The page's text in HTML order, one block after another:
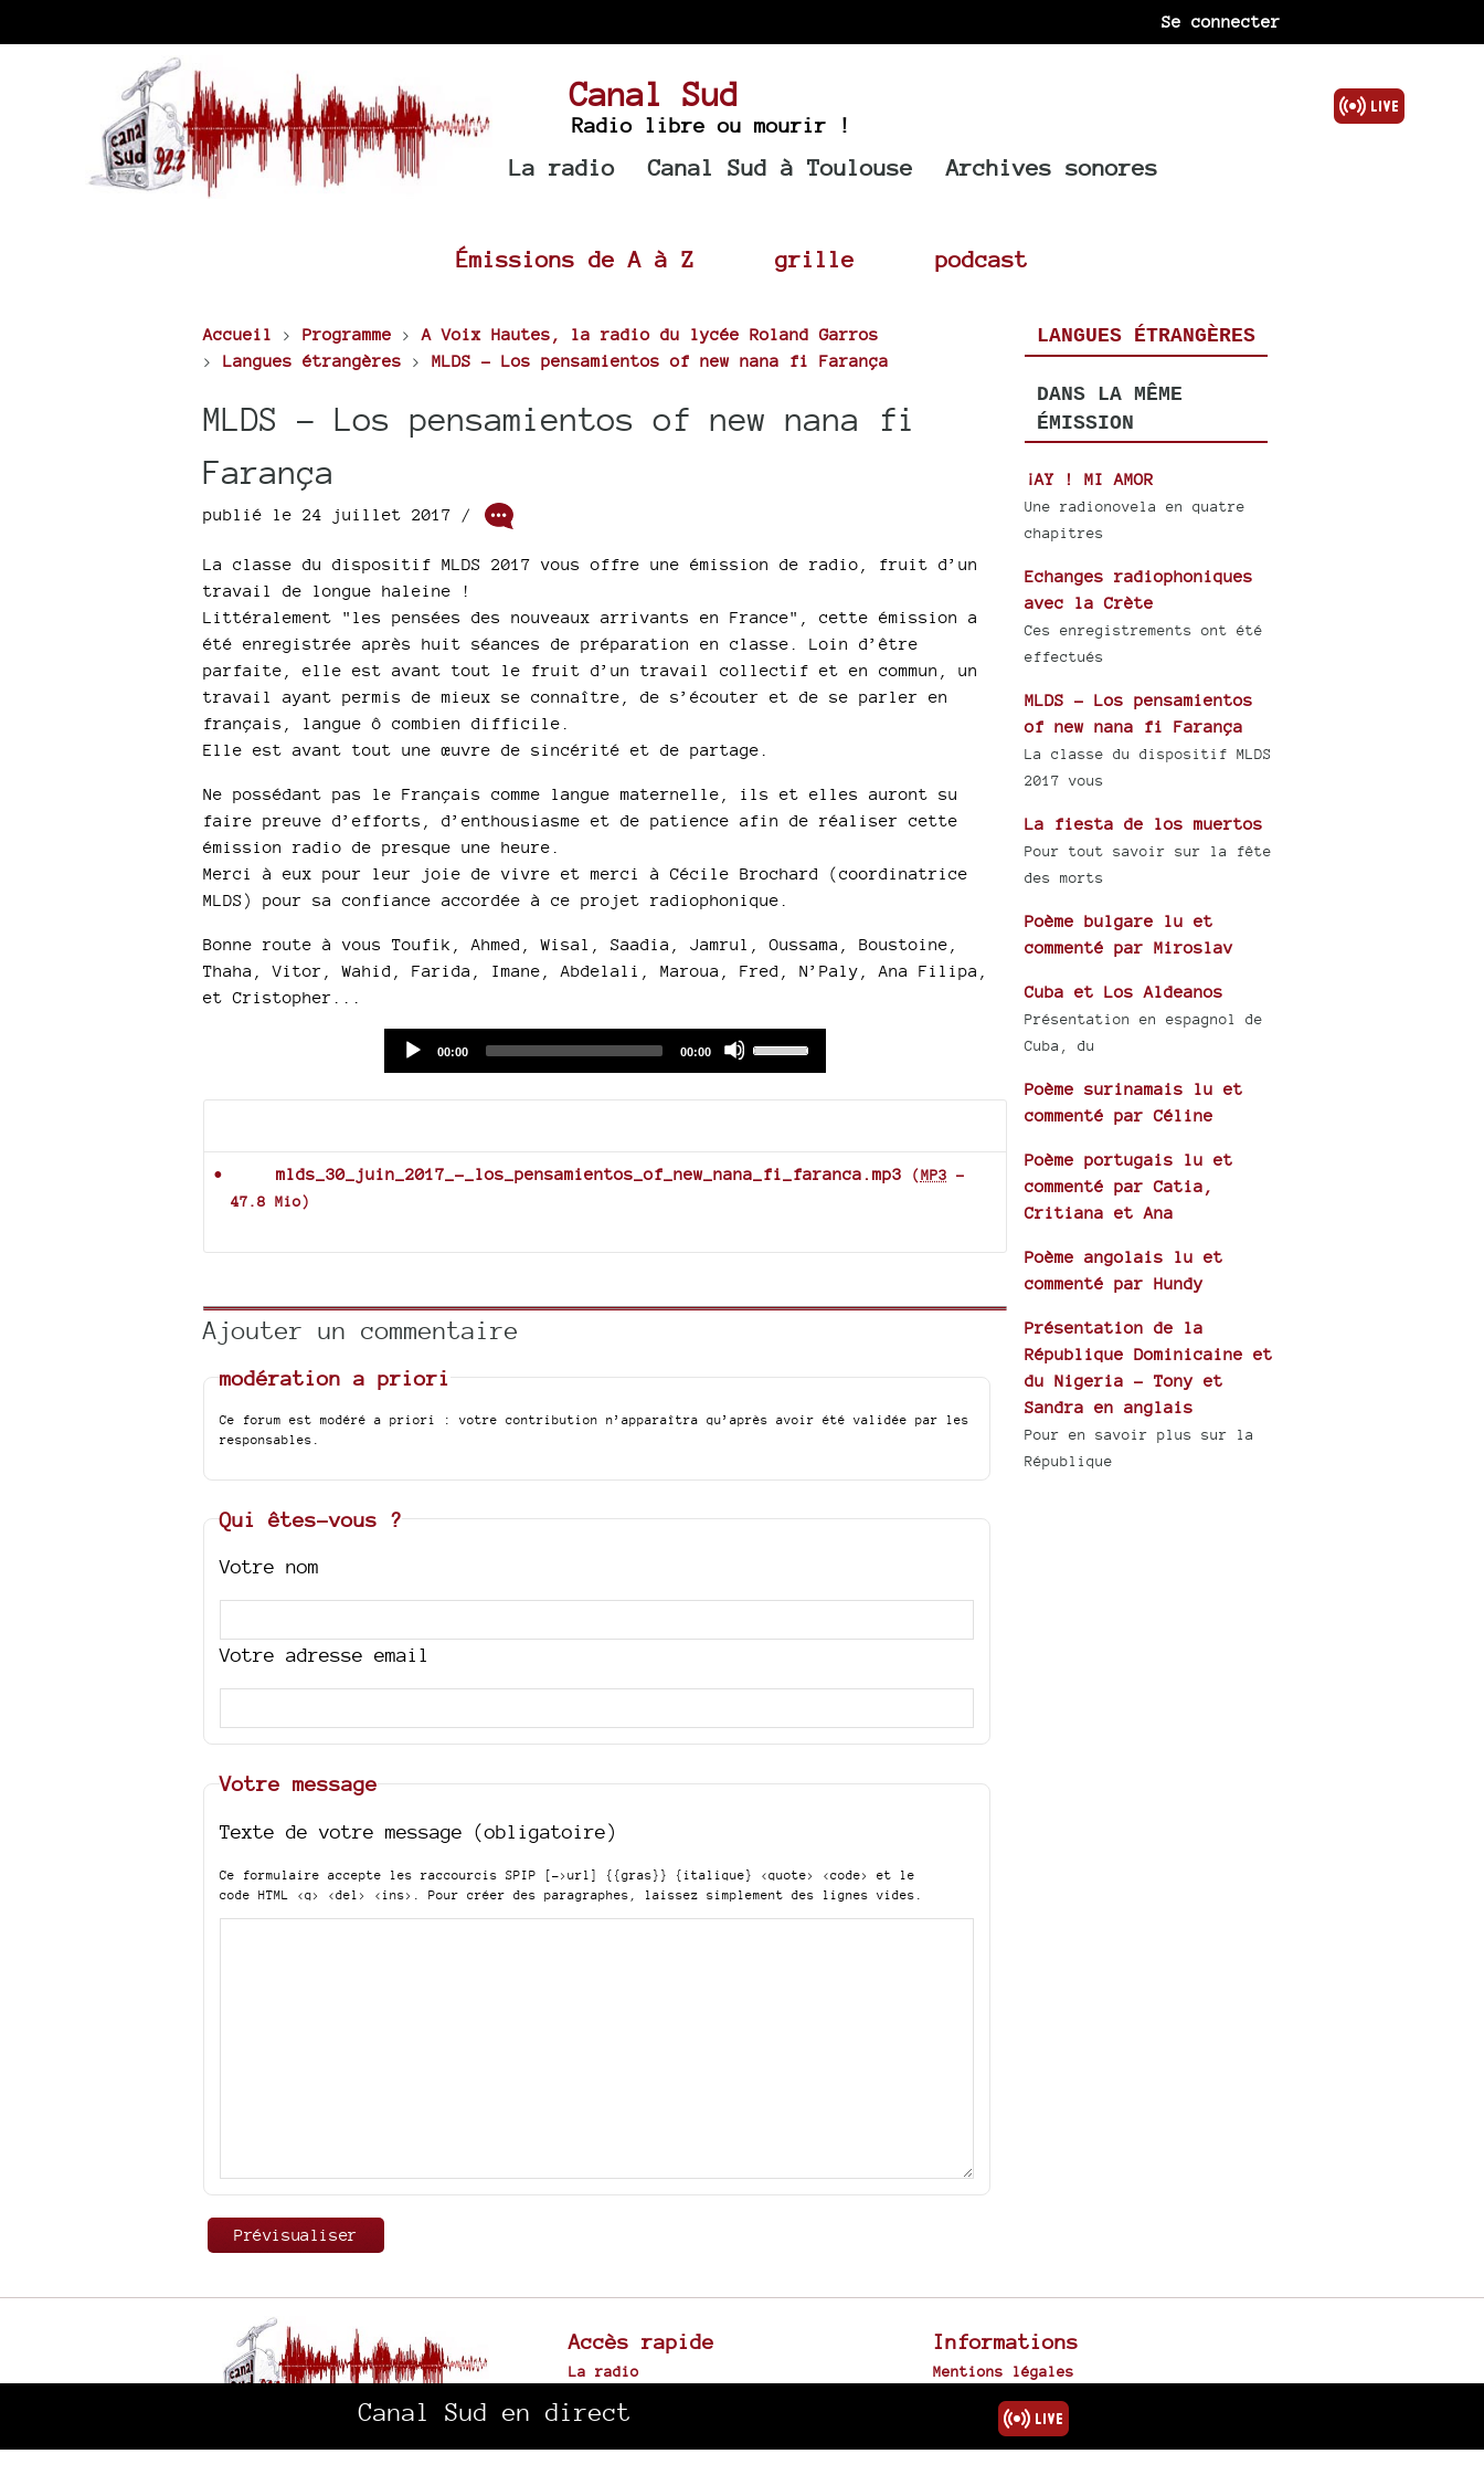
Se connecter
Canal Sud
Radio libre ou mourir !
La radio Canal Sud à Toulouse Archives sonores
Émissions de A à Z grille podcast
Accueil > Programme > A Voix Hautes, la radio du lycée Roland Garros
> Langues étrangères > MLDS - Los pensamientos of new nana fi Farança
MLDS - Los pensamientos of new nana fi
Farança
publié le 24 juillet 2017 /
La classe du dispositif MLDS 2017 vous offre une émission de radio, fruit d’un
travail de longue haleine !
Littéralement "les pensées des nouveaux arrivants en France", cette émission a
été enregistrée après huit séances de préparation en classe. Loin d’être
parfaite, elle est avant tout le fruit d’un travail collectif et en commun, un
travail ayant permis de mieux se connaître, de s’écouter et de se parler en
français, langue ô combien difficile.
Elle est avant tout une œuvre de sincérité et de partage.
Ne possédant pas le Français comme langue maternelle, ils et elles auront su
faire preuve d’efforts, d’enthousiasme et de patience afin de réaliser cette
émission radio de presque une heure.
Merci à eux pour leur joie de vivre et merci à Cécile Brochard (coordinatrice
MLDS) pour sa confiance accordée à ce projet radiophonique.
Bonne route à vous Toufik, Ahmed, Wisal, Saadia, Jamrul, Oussama, Boustoine,
Thaha, Vitor, Wahid, Farida, Imane, Abdelali, Maroua, Fred, N’Paly, Ana Filipa,
et Cristopher...
Current
00:00
Total
00:00
increase
volume.
mlds_30_juin_2017_-_los_pensamientos_of_new_nana_fi_faranca.mp3 (MP3 -
47.8 Mio)
Ajouter un commentaire
modération a priori
Ce forum est modéré a priori : votre contribution n’apparaîtra qu’après avoir été validée par les
responsables.
Qui êtes-vous ?
Votre nom
Votre adresse email
Votre message
Texte de votre message (obligatoire)
Ce formulaire accepte les raccourcis SPIP [->url] {{gras}} {italique} <quote> <code>
et le
code HTML <q> <del> <ins> . Pour créer des paragraphes, laissez simplement des lignes vides.
LANGUES ÉTRANGÈRES
DANS LA MÊME
ÉMISSION
¡AY ! MI AMOR
Une radionovela en quatre
chapitres
Echanges radiophoniques
avec la Crète
Ces enregistrements ont été
effectués
MLDS - Los pensamientos
of new nana fi Farança
La classe du dispositif MLDS
2017 vous
La fiesta de los muertos
Pour tout savoir sur la fête
des morts
Poème bulgare lu et
commenté par Miroslav
Cuba et Los Aldeanos
Présentation en espagnol de
Cuba, du
Poème surinamais lu et
commenté par Céline
Poème portugais lu et
commenté par Catia,
Critiana et Ana
Poème angolais lu et
commenté par Hundy
Présentation de la
République Dominicaine et
du Nigeria - Tony et
Sandra en anglais
Pour en savoir plus sur la
République
Accès rapide
La radio
Archives sonores
Informations
Mentions légales
Plan du site
Canal Sud en direct